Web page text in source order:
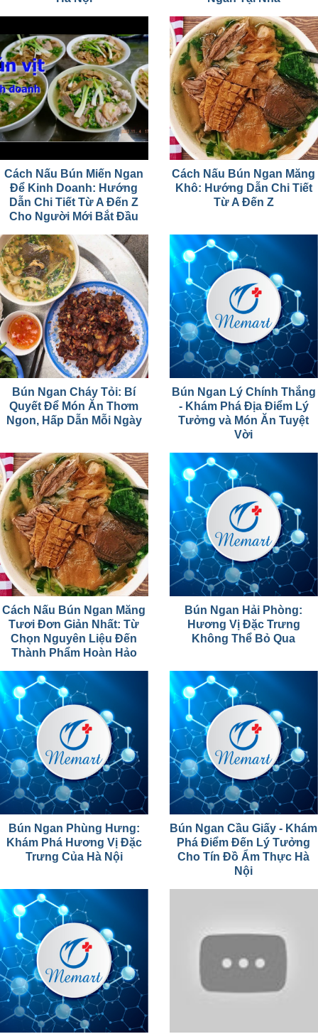
Cách Nấu Bún Miến Ngan
Để Kinh Doanh: Hướng
Dẫn Chi Tiết Từ A Đến Z
Cho Người Mới Bắt Đầu
Cách Nấu Bún Ngan Măng
Khô: Hướng Dẫn Chi Tiết
Từ A Đến Z
Bún Ngan Cháy Tỏi: Bí
Quyết Để Món Ăn Thơm
Ngon, Hấp Dẫn Mỗi Ngày
Bún Ngan Lý Chính Thắng
- Khám Phá Địa Điểm Lý
Tưởng và Món Ăn Tuyệt
Vời
Cách Nấu Bún Ngan Măng
Tươi Đơn Giản Nhất: Từ
Chọn Nguyên Liệu Đến
Thành Phẩm Hoàn Hảo
Bún Ngan Hải Phòng:
Hương Vị Đặc Trưng
Không Thể Bỏ Qua
Bún Ngan Phùng Hưng:
Khám Phá Hương Vị Đặc
Trưng Của Hà Nội
Bún Ngan Cầu Giấy - Khám
Phá Điểm Đến Lý Tưởng
Cho Tín Đồ Ẩm Thực Hà
Nội